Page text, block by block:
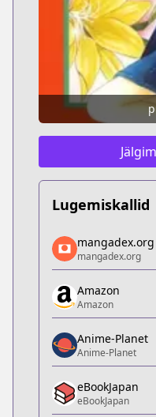
Lugemiskallid
mangadex.org
mangadex.org
https://
Amazon
Amazon
https://
Anime-Planet
Anime-Planet
https://
eBookJapan
mangadex.org
mangadex.org
Amazon
Amazon
Anime-Planet
Anime-Planet
eBookJapan
eBookJapan